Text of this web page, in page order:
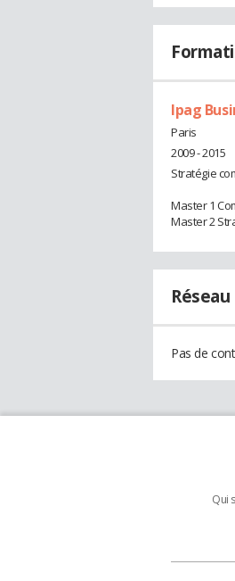
Ipag
Paris
2009 - 2015
Stratégie
Master 1
Master 2
Réseau
Pas de
Qui